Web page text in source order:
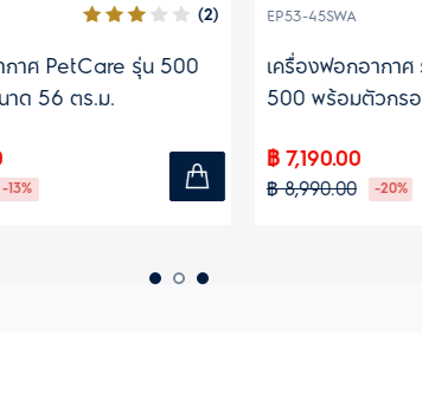
(2)
รุ่น 500
ร.ม.
EP53-45SWA
เครื่องฟอกอากาศ รุ่น
500 พร้อมตัวกรอง 4 ขั้
฿ 7,190.00
฿ 8,990.00 -20%